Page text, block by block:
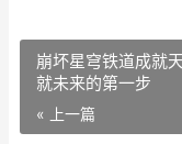
崩坏星穹铁道成就
就未来的第一步
« 上一篇